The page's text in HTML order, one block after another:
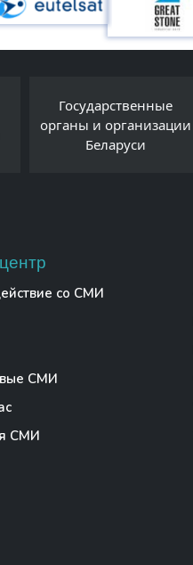
Государственные
и организации
Беларуси
со СМИ
СМИ
СМИ